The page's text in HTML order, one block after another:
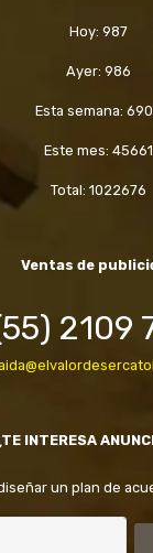
Hoy: 987
Ayer: 986
Esta semana:
Este mes: 45661
Total: 1022676
Ventas de
2109
INTERESA
un plan de